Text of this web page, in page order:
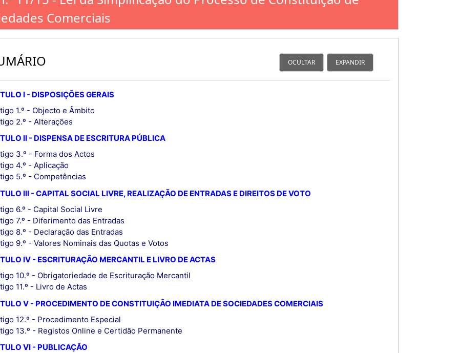
Comerciais
OCULTAR EXPANDIR
I - DISPOSIÇÕES GERAIS
1.º - Objecto e Âmbito
2.º - Alterações
II - DISPENSA DE ESCRITURA PÚBLICA
3.º - Forma dos Actos
4.º - Aplicação
5.º - Competências
III - CAPITAL SOCIAL LIVRE, REALIZAÇÃO DE ENTRADAS E DIREITOS DE VOTO
6.º - Capital Social Livre
7.º - Diferimento das Entradas
8.º - Declaração das Entradas
9.º - Valores Nominais das Quotas e Votos
IV - ESCRITURAÇÃO MERCANTIL E LIVRO DE ACTAS
10.º - Obrigatoriedade de Escrituração Mercantil
11.º - Livro de Actas
V - PROCEDIMENTO DE CONSTITUIÇÃO IMEDIATA DE SOCIEDADES COMERCIAIS
12.º - Procedimento Especial
13.º - Registos Online e Certidão Permanente
VI - PUBLICAÇÃO